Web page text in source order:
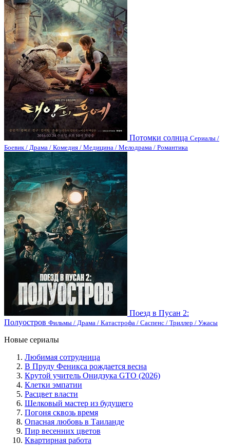
Потомки солнца Сериалы /
Боевик / Драма / Комедия / Медицина / Мелодрама / Романтика
Поезд в Пусан 2:
Полуостров Фильмы / Драма / Катастрофа / Саспенс / Триллер / Ужасы
Новые сериалы
Любимая сотрудница
В Пруду Феникса рождается весна
Крутой учитель Онидзука GTO (2026)
Клетки эмпатии
Расцвет власти
Шелковый мастер из будущего
Погоня сквозь время
Опасная любовь в Таиланде
Пир весенних цветов
Квартирная работа